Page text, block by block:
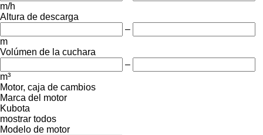
m/h
Altura de descarga
–
m
Volúmen de la cuchara
–
m³
Motor, caja de cambios
Marca del motor
Kubota
mostrar todos
Modelo de motor